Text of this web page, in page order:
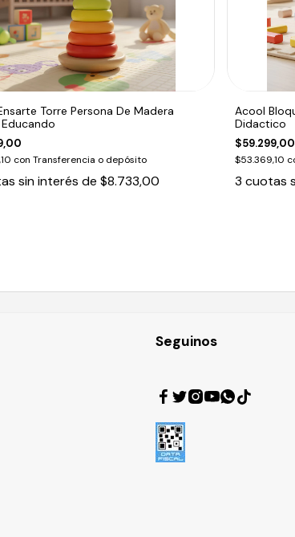
Torre Persona De Madera
Educando
con Transferencia o depósito
sin interés de $8.733,00
Acool
Didactico
$59.299,00
$53.369,10
3 cuotas
Seguinos